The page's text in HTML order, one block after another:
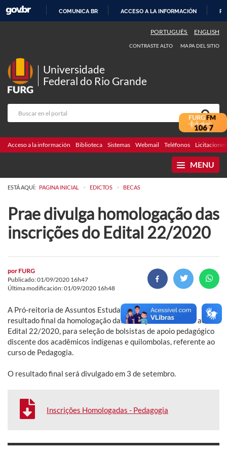
CONTENIDO
COMUNICA BR ACCESO A LA INFORMACIÓN
PORTUGUÊS ENGLISH
CONTRASTE ALTO MAPA DEL SITIO
Universidade
Federal do Rio Grande
Acceso a la información Biblioteca Sistemas Webmail Teléfonos Licitaciones
MENU
ESTÁ AQUÍ: PAGINA INICIAL > EDICTOS > BECAS
Prae divulga homologação das
inscrições do Edital 22/2020
por FURG
Publicado: 01/09/2020 16h47
Última modificación: 01/09/2020 16h48
A Pró-reitoria de Assuntos Estudantis (Prae) divulga o
resultado final da homologação das inscrições referentes ao
Edital 22/2020, para seleção de bolsistas de apoio pedagógico
discente dos acadêmicos indígenas e quilombolas, referente ao
curso de Pedagogia.
O resultado final será divulgado em 3 de setembro.
Inscrições Homologadas - Pedagogia